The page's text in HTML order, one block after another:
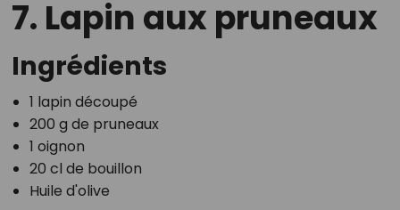
7. Lapin aux pruneaux
Ingrédients
1 lapin découpé
200 g de pruneaux
1 oignon
20 cl de bouillon
Huile d'olive